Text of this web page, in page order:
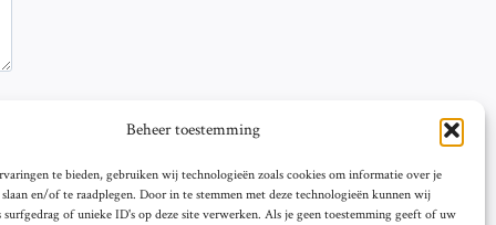
Beheer toestemming
te bieden, gebruiken wij technologieën zoals cookies om informatie over je
en/of te raadplegen. Door in te stemmen met deze technologieën kunnen wij
surfgedrag of unieke ID's op deze site verwerken. Als je geen toestemming geeft of uw